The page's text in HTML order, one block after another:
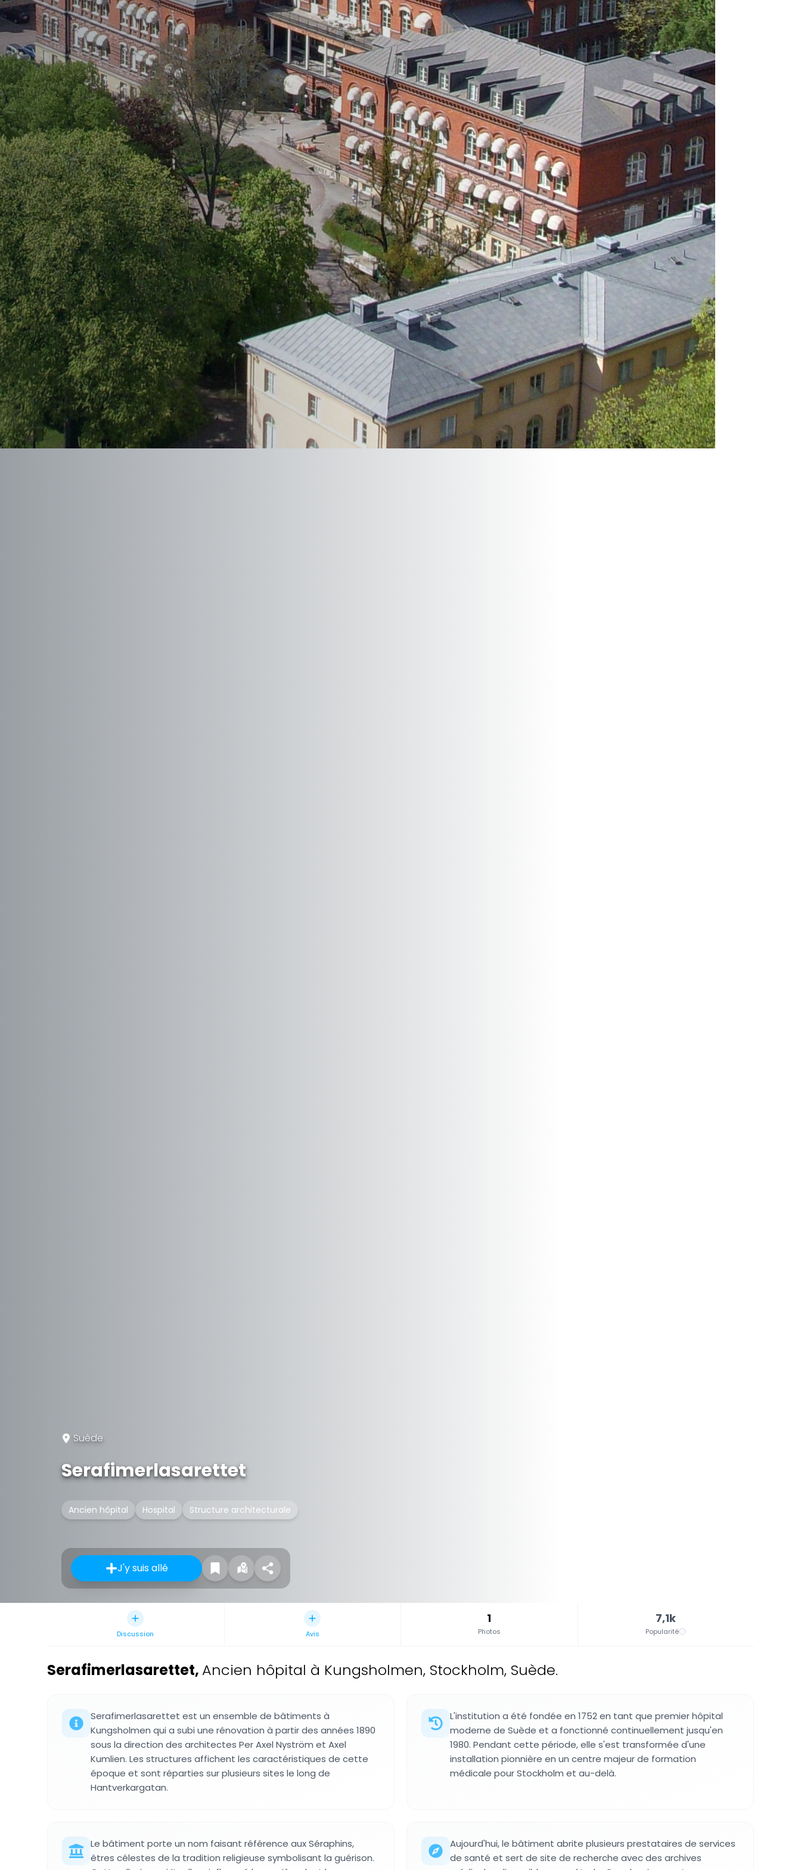
Suède
Serafimerlasarettet
Ancien hôpital Hospital Structure architecturale
J'y suis allé
Discussion Avis
1
Photos
7,1k
Popularité
Serafimerlasarettet, Ancien hôpital à Kungsholmen, Stockholm, Suède.
Serafimerlasarettet est un ensemble de bâtiments à
Kungsholmen qui a subi une rénovation à partir des années 1890
sous la direction des architectes Per Axel Nyström et Axel
Kumlien. Les structures affichent les caractéristiques de cette
époque et sont réparties sur plusieurs sites le long de
Hantverkargatan.
L'institution a été fondée en 1752 en tant que premier hôpital
moderne de Suède et a fonctionné continuellement jusqu'en
1980. Pendant cette période, elle s'est transformée d'une
installation pionnière en un centre majeur de formation
médicale pour Stockholm et au-delà.
Le bâtiment porte un nom faisant référence aux Séraphins,
êtres célestes de la tradition religieuse symbolisant la guérison.
Aujourd'hui, le bâtiment abrite plusieurs prestataires de services
de santé et sert de site de recherche avec des archives